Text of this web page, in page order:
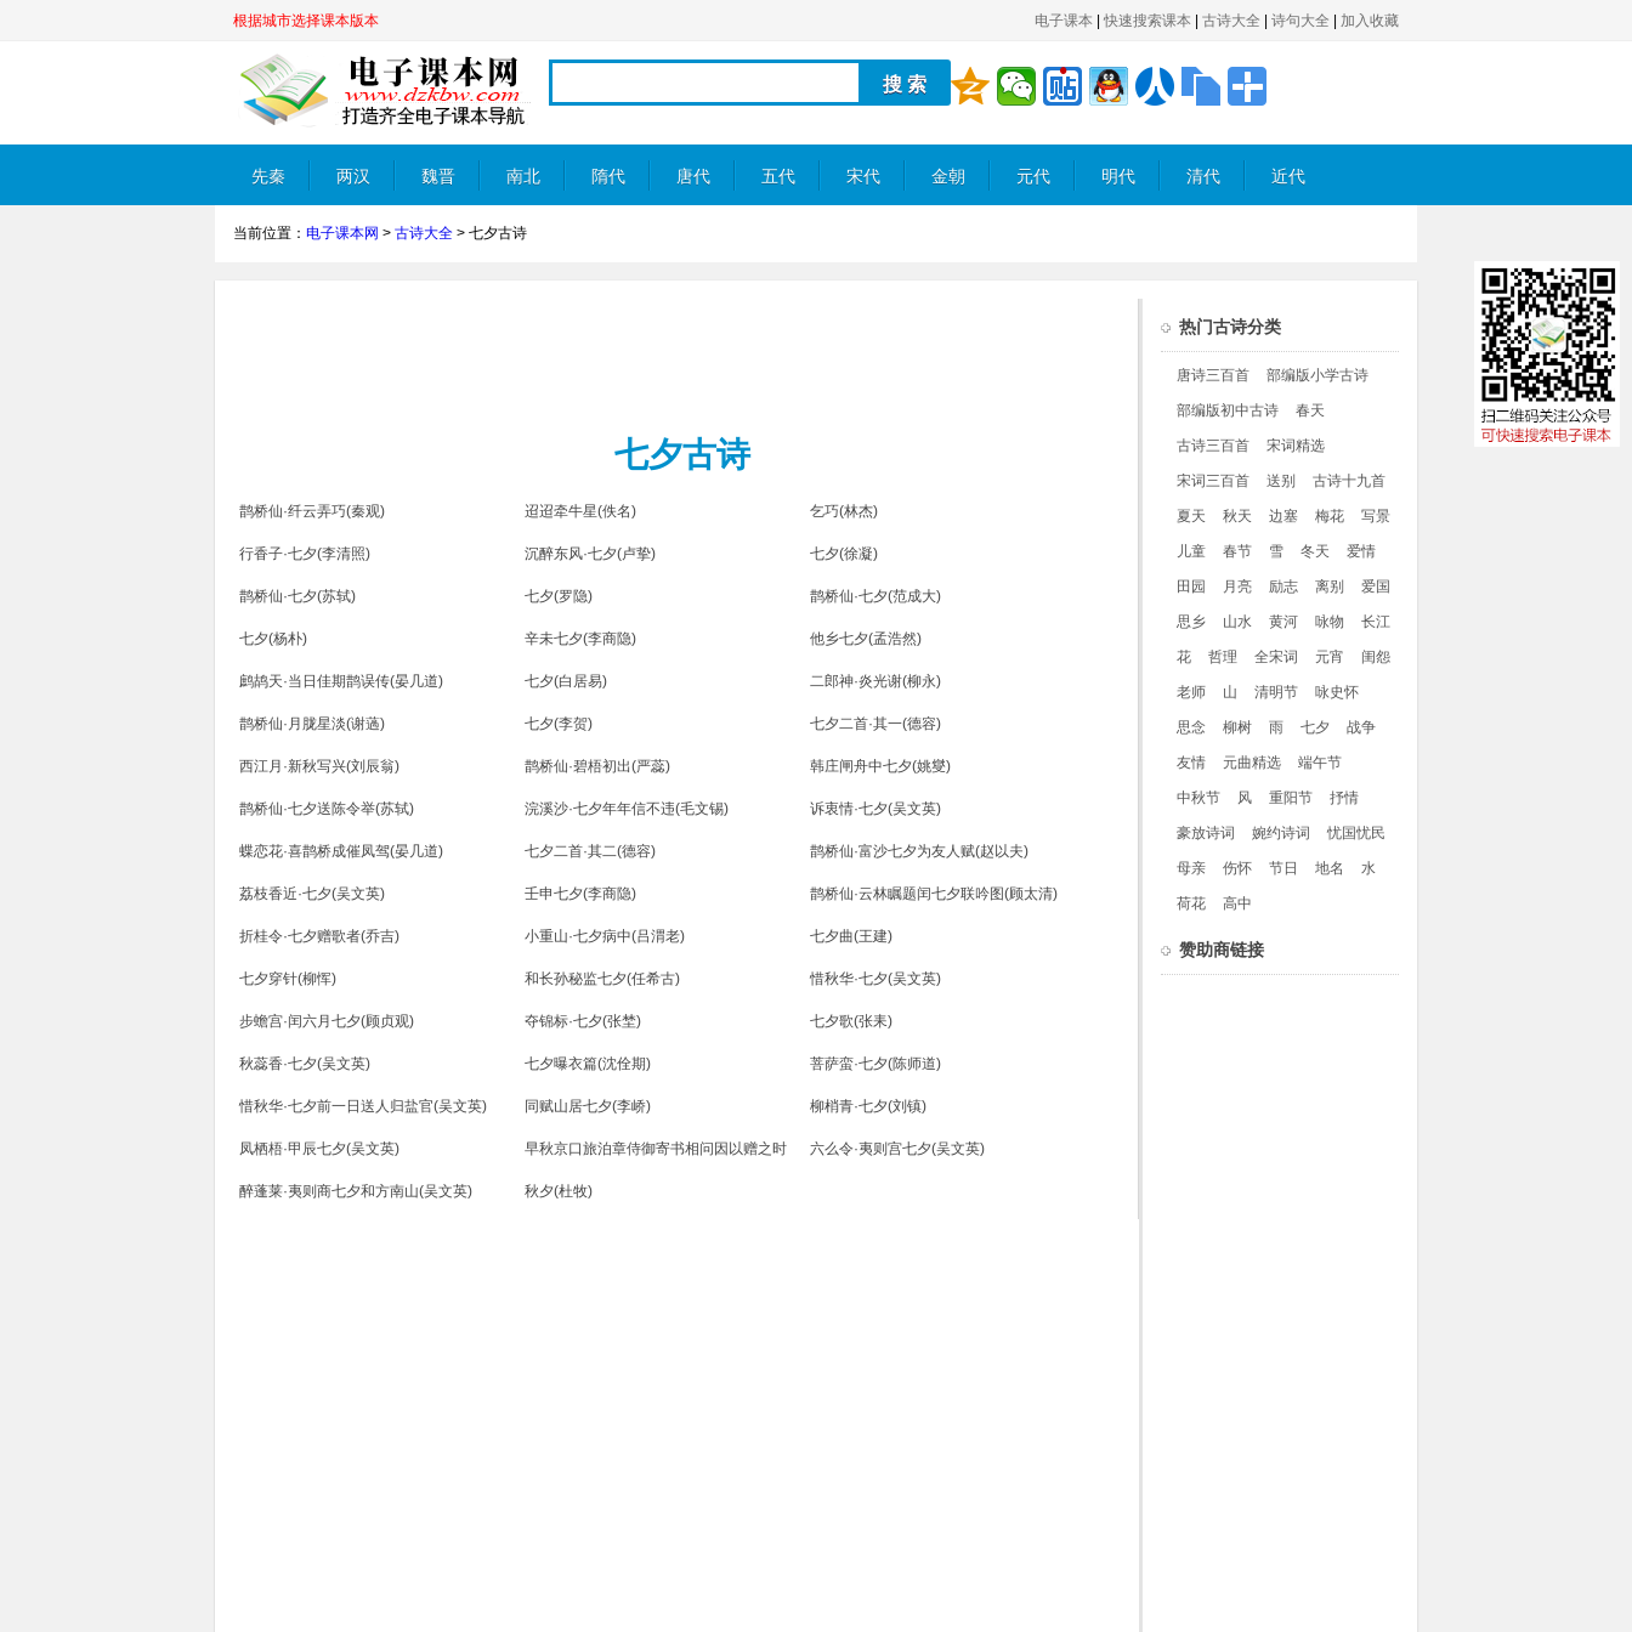
根据城市选择课本版本 电子课本 快速搜索课本 古诗大全 诗句大全 加入收藏
先秦 两汉 魏晋 南北
朝
隋代 唐代 五代 宋代 金朝 元代 明代 清代 近代
当前位置： 电子课本网 > 古诗大全 > 七夕古诗
七夕古诗
鹊桥仙·纤云弄巧(秦观) 迢迢牵牛星(佚名) 乞巧(林杰)
行香子·七夕(李清照) 沉醉东风·七夕(卢挚) 七夕(徐凝)
鹊桥仙·七夕(苏轼) 七夕(罗隐) 鹊桥仙·七夕(范成大)
七夕(杨朴) 辛未七夕(李商隐) 他乡七夕(孟浩然)
鹧鸪天·当日佳期鹊误传(晏几道) 七夕(白居易) 二郎神·炎光谢(柳永)
鹊桥仙·月胧星淡(谢薖) 七夕(李贺) 七夕二首·其一(德容)
西江月·新秋写兴(刘辰翁) 鹊桥仙·碧梧初出(严蕊) 韩庄闸舟中七夕(姚燮)
鹊桥仙·七夕送陈令举(苏轼) 浣溪沙·七夕年年信不违(毛文锡) 诉衷情·七夕(吴文英)
蝶恋花·喜鹊桥成催凤驾(晏几道) 七夕二首·其二(德容) 鹊桥仙·富沙七夕为友人赋(赵以夫)
荔枝香近·七夕(吴文英) 壬申七夕(李商隐) 鹊桥仙·云林瞩题闰七夕联吟图(顾太清)
折桂令·七夕赠歌者(乔吉) 小重山·七夕病中(吕渭老) 七夕曲(王建)
七夕穿针(柳恽) 和长孙秘监七夕(任希古) 惜秋华·七夕(吴文英)
步蟾宫·闰六月七夕(顾贞观) 夺锦标·七夕(张埜) 七夕歌(张耒)
秋蕊香·七夕(吴文英) 七夕曝衣篇(沈佺期) 菩萨蛮·七夕(陈师道)
惜秋华·七夕前一日送人归盐官(吴文英) 同赋山居七夕(李峤) 柳梢青·七夕(刘镇)
凤栖梧·甲辰七夕(吴文英)
早秋京口旅泊章侍御寄书相问因以赠之时
六么令·夷则宫七夕(吴文英)
醉蓬莱·夷则商七夕和方南山(吴文英) 秋夕(杜牧)
热门古诗分类
唐诗三百首 部编版小学古诗
部编版初中古诗 春天
古诗三百首 宋词精选
宋词三百首 送别 古诗十九首
夏天 秋天 边塞 梅花 写景
儿童 春节 雪 冬天 爱情
田园 月亮 励志 离别 爱国
思乡 山水 黄河 咏物 长江
花 哲理 全宋词 元宵 闺怨
老师 山 清明节 咏史怀
思念 柳树 雨 七夕 战争
友情 元曲精选 端午节
中秋节 风 重阳节 抒情
豪放诗词 婉约诗词 忧国忧民
母亲 伤怀 节日 地名 水
荷花 高中
赞助商链接